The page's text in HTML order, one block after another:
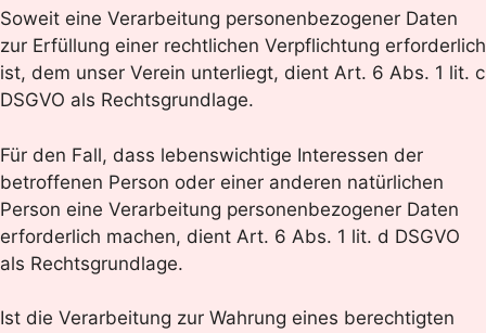
Soweit eine Verarbeitung personenbezogener Daten
zur Erfüllung einer rechtlichen Verpflichtung erforderlich
ist, dem unser Verein unterliegt, dient Art. 6 Abs. 1 lit. c
DSGVO als Rechtsgrundlage.
Für den Fall, dass lebenswichtige Interessen der
betroffenen Person oder einer anderen natürlichen
Person eine Verarbeitung personenbezogener Daten
erforderlich machen, dient Art. 6 Abs. 1 lit. d DSGVO
als Rechtsgrundlage.
Ist die Verarbeitung zur Wahrung eines berechtigten